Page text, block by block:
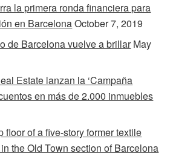
la primera ronda financiera para
en BarcelonaOctober 7, 2019
de Barcelona vuelve a brillar May
Estate lanzan la ‘Campaña
en más de 2.000 inmuebles
floor of a five-story former textile
the Old Town section of Barcelona